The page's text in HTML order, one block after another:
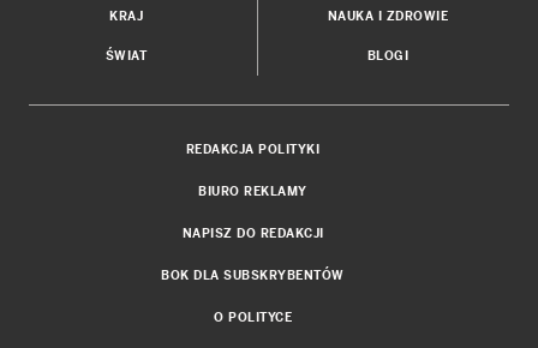
KRAJ
ŚWIAT
NAUKA I ZDROWIE
BLOGI
REDAKCJA POLITYKI
BIURO REKLAMY
NAPISZ DO REDAKCJI
BOK DLA SUBSKRYBENTÓW
O POLITYCE